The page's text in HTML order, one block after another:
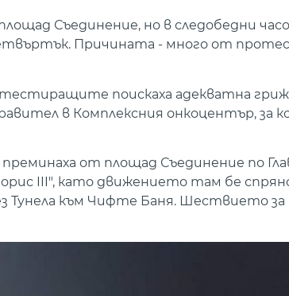
Съединение, но в следобедни
Причината - много от
поискаха адекватна
в Комплексния онкоцентър, за
от площад Съединение по
III", като движението там бе
към Чифте Баня. Шествието